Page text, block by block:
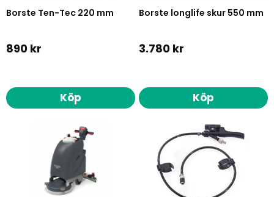
Borste Ten-Tec 220 mm
890 kr
Köp
Borste longlife skur 550 mm
3.780 kr
Köp